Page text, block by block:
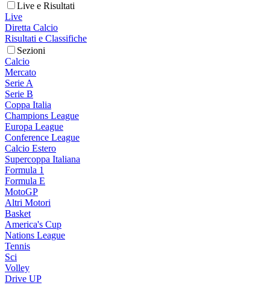
Live e Risultati
Live
Diretta Calcio
Risultati e Classifiche
Sezioni
Calcio
Mercato
Serie A
Serie B
Coppa Italia
Champions League
Europa League
Conference League
Calcio Estero
Supercoppa Italiana
Formula 1
Formula E
MotoGP
Altri Motori
Basket
America's Cup
Nations League
Tennis
Sci
Volley
Drive UP